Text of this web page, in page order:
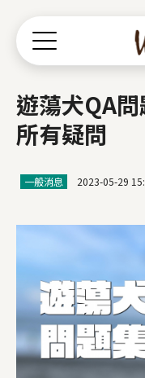
遊蕩犬QA
所有疑問
一般消息 2023-05-29